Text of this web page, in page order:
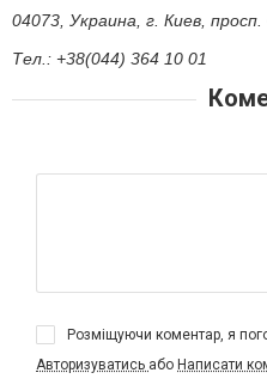
04073, Украина, г. Киев,
Тел.: +38(044) 364 10 01
Розміщуючи коментар, я
Авторизуватись або Написати